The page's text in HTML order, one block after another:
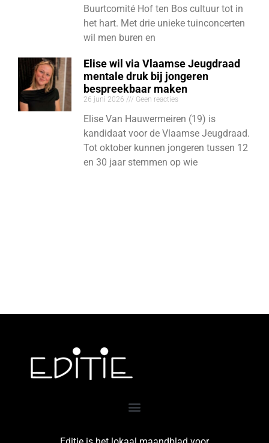
Buurtcomité Hof ten Bos cultuur tot in
het hart. Met drie unieke tuinconcerten
wil men buren en
Elise wil via Vlaamse Jeugdraad
mentale druk bij jongeren
bespreekbaar maken
26 juni 2026 Geen reacties
Elise Van Hauwermeiren (19) is
kandidaat voor de Vlaamse Jeugdraad.
Tot oktober kunnen jongeren tussen 12
en 30 jaar stemmen op wie